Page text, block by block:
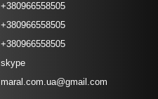
+380966558505
+380966558505
+380966558505
skype
maral.com.ua@gmail.com